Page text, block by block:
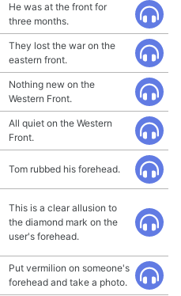
He was at the front for
three months.
They lost the war on the
eastern front.
Nothing new on the
Western Front.
All quiet on the Western
Front.
Tom rubbed his forehead.
This is a clear allusion to
the diamond mark on the
user's forehead.
Put vermilion on someone's
forehead and take a photo.